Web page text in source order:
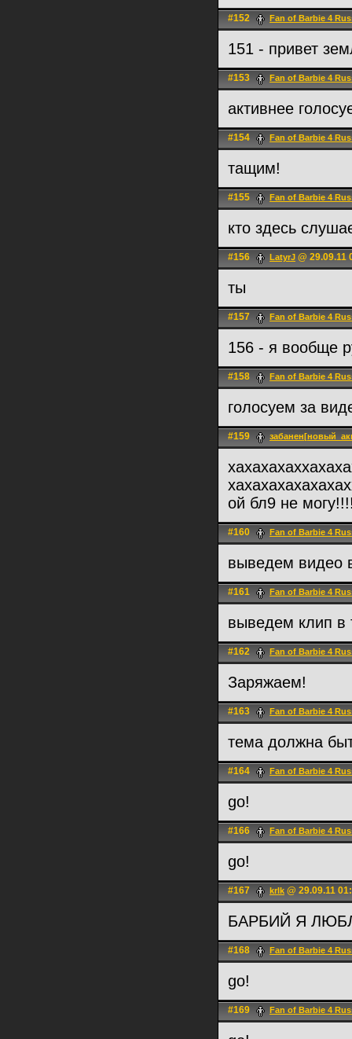
#152 Fan of Barbie 4
151 - привет
#153 Fan of Barbie 4
активнее
#154 Fan of Barbie 4
тащим!
#155 Fan of Barbie 4
кто здесь
#156 LatyrJ @ 29.09.11
ты
#157 Fan of Barbie 4
156 - я вообще
#158 Fan of Barbie 4
голосуем за
#159
ой бл9 не
#160 Fan of Barbie 4
выведем видео
#161 Fan of Barbie 4
выведем клип в
#162 Fan of Barbie 4
Заряжаем!
#163 Fan of Barbie 4
тема должна
#164 Fan of Barbie 4
go!
#166 Fan of Barbie 4
go!
#167 krlk @ 29.09.11
БАРБИЙ Я
#168 Fan of Barbie 4
go!
#169 Fan of Barbie 4